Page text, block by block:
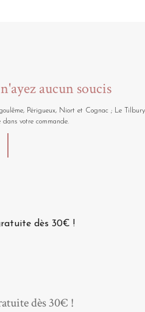
aucun soucis
Périgueux, Niort et Cognac ; Le Tilbury
dans votre commande.
dès 30€ !